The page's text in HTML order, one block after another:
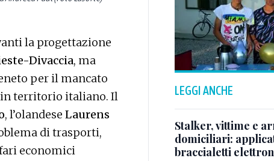
la progettazione
Divaccia, ma
per il mancato
territorio italiano. Il
, l’olandese Laurens
di trasporti,
economici
LEGGI ANCHE
Stalker, vittime e
domiciliari:
braccialetti